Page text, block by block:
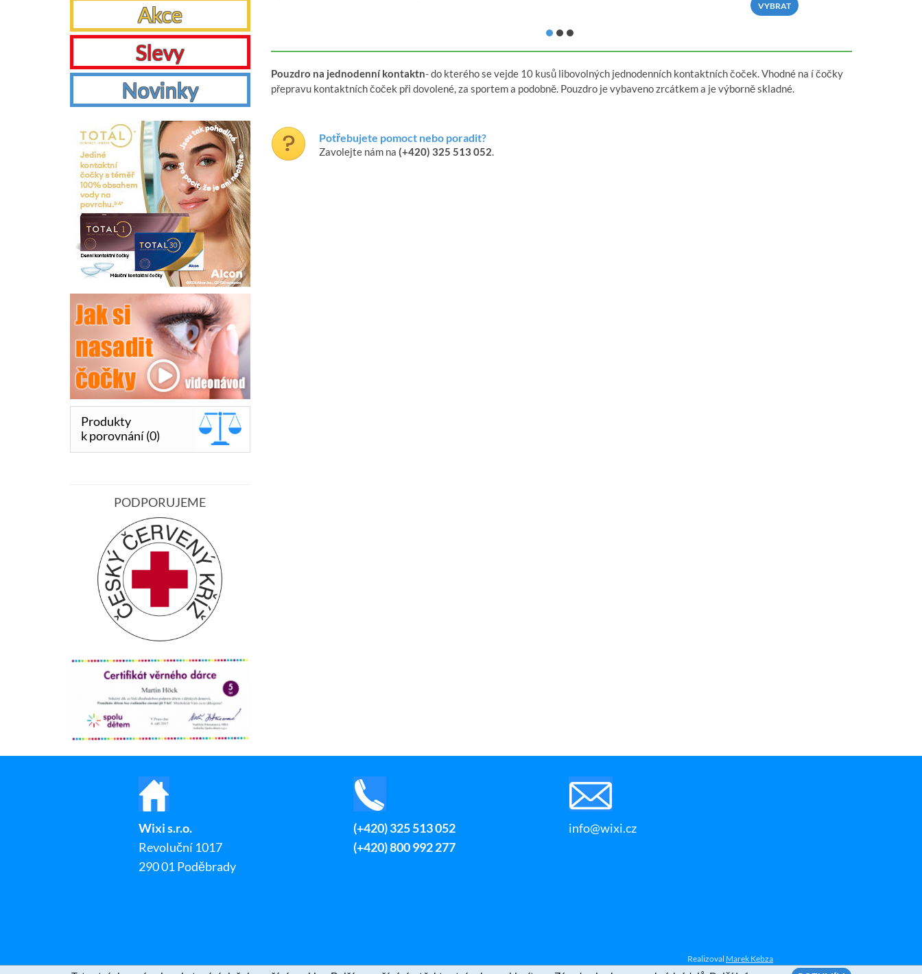
VYBRAT
Pouzdro na jednodenní kontaktn- do kterého se vejde 10 kusů libovolných jednodenních kontaktních čoček. Vhodné na í čočky
přepravu kontaktních čoček při dovolené, za sportem a podobně. Pouzdro je vybaveno zrcátkem a je výborně skladné.
Potřebujete pomoct nebo poradit?
Zavolejte nám na (+420) 325 513 052.
Akce
Slevy
Novinky
Produkty
k porovnání (0)
PODPORUJEME
Wixi s.r.o.
Revoluční 1017
290 01 Poděbrady
(+420) 325 513 052
(+420) 800 992 277
info@wixi.cz
Realizoval Marek Kebza